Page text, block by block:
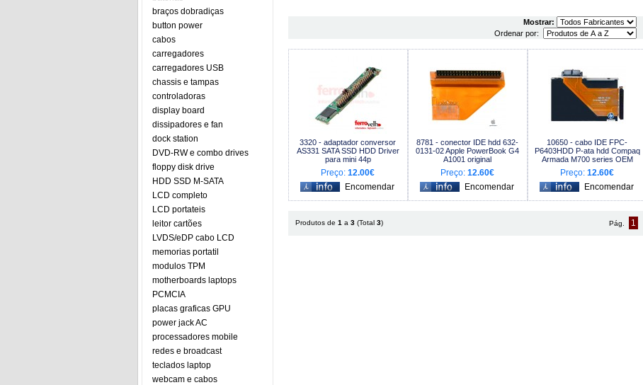
braços dobradiças
button power
cabos
carregadores
carregadores USB
chassis e tampas
controladoras
display board
dissipadores e fan
dock station
DVD-RW e combo drives
floppy disk drive
HDD SSD M-SATA
LCD completo
LCD portateis
leitor cartões
LVDS/eDP cabo LCD
memorias portatil
modulos TPM
motherboards laptops
PCMCIA
placas graficas GPU
power jack AC
processadores mobile
redes e broadcast
teclados laptop
webcam e cabos
Mostrar:
Ordenar por:
3320 - adaptador conversor
AS331 SATA SSD HDD Driver
para mini 44p
Preço: 12.00€
8781 - conector IDE hdd 632-
0131-02 Apple PowerBook G4
A1001 original
Preço: 12.60€
10650 - cabo IDE FPC-
P6403HDD P-ata hdd Compaq
Armada M700 series OEM
Preço: 12.60€
Produtos de 1 a 3(Total 3) Pág. 1